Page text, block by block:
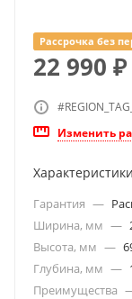
Рассрочка без
22 990 ₽
Изменить
Характеристики
Гарантия —
Ширина, мм —
Высота, мм —
Глубина, мм —
Преимущества